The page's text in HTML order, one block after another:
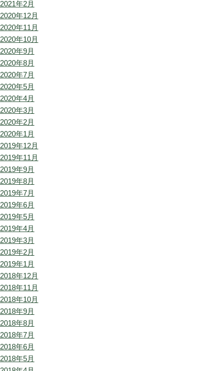
2021年2月
2020年12月
2020年11月
2020年10月
2020年9月
2020年8月
2020年7月
2020年5月
2020年4月
2020年3月
2020年2月
2020年1月
2019年12月
2019年11月
2019年9月
2019年8月
2019年7月
2019年6月
2019年5月
2019年4月
2019年3月
2019年2月
2019年1月
2018年12月
2018年11月
2018年10月
2018年9月
2018年8月
2018年7月
2018年6月
2018年5月